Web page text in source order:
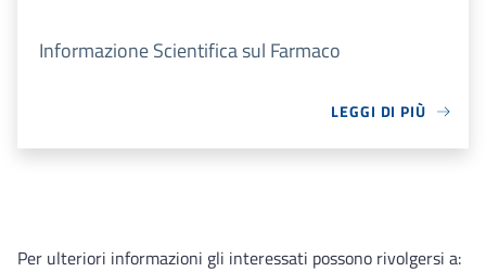
Informazione Scientifica sul Farmaco
LEGGI DI PIÙ
Per ulteriori informazioni gli interessati possono rivolgersi a: